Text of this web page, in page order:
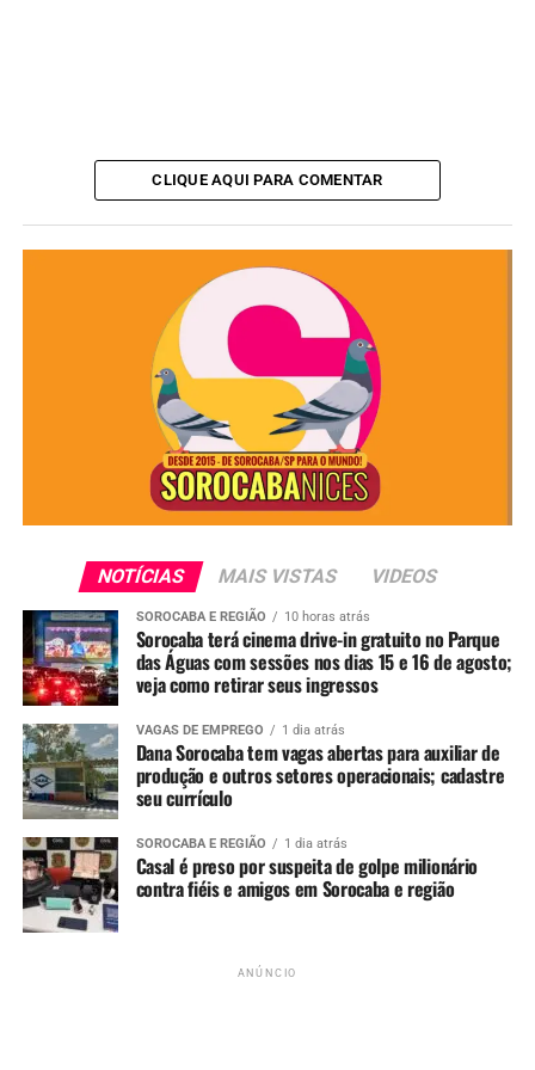
Urban poderão ser temporariamente interditadas nos
dias de maior público, funcionando como
estacionamento extra, devidamente sinalizado.
Segurança Reforçada
A Guarda Civil Municipal (GCM) atuará com efetivo
triplicado em relação a edições anteriores. Novos guardas
em formação também participarão, em estágio
supervisionado.
CLIQUE AQUI PARA COMENTAR
NOTÍCIAS MAIS VISTAS VIDEOS
SOROCABA E REGIÃO 10 horas atrás
Sorocaba terá cinema drive-in gratuito no Parque
das Águas com sessões nos dias 15 e 16 de agosto;
veja como retirar seus ingressos
VAGAS DE EMPREGO 1 dia atrás
Dana Sorocaba tem vagas abertas para auxiliar de
produção e outros setores operacionais; cadastre
seu currículo
SOROCABA E REGIÃO 1 dia atrás
Casal é preso por suspeita de golpe milionário
contra fiéis e amigos em Sorocaba e região
ANÚNCIO